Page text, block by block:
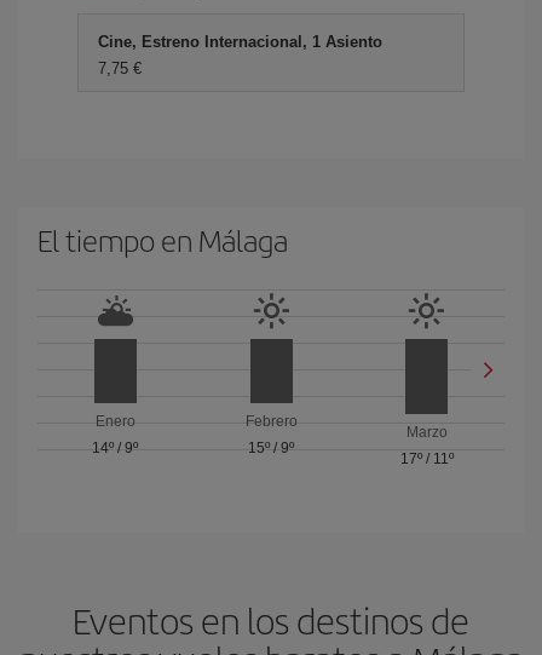
Cine, Estreno Internacional, 1 Asiento
7,75 €
El tiempo en Málaga
Enero
14º /9º
Febrero
15º / 9º
Marzo
17º/ 11º
Eventos en los destinos de